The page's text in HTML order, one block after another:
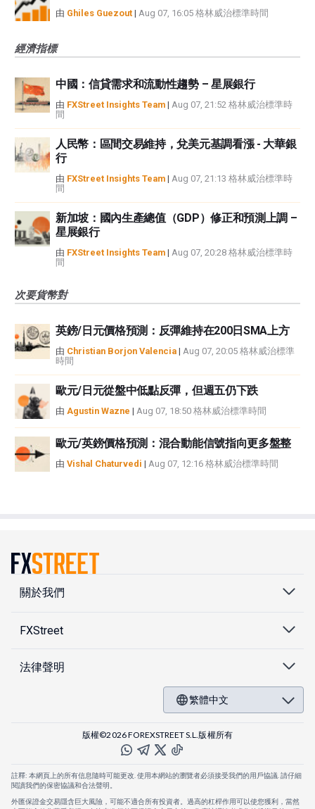
由 Ghiles Guezout | Aug 07, 16:05 格林威治標準時間
經濟指標
中國：信貸需求和流動性趨勢 – 星展銀行
由 FXStreet Insights Team | Aug 07, 21:52 格林威治標準時
間
人民幣：區間交易維持，兌美元基調看漲 - 大華銀
行
由 FXStreet Insights Team | Aug 07, 21:13 格林威治標準時
間
新加坡：國內生產總值（GDP）修正和預測上調 –
星展銀行
由 FXStreet Insights Team | Aug 07, 20:28 格林威治標準時
間
次要貨幣對
英鎊/日元價格預測：反彈維持在200日SMA上方
由 Christian Borjon Valencia | Aug 07, 20:05 格林威治標準
時間
歐元/日元從盤中低點反彈，但週五仍下跌
由 Agustin Wazne | Aug 07, 18:50 格林威治標準時間
歐元/英鎊價格預測：混合動能信號指向更多盤整
由 Vishal Chaturvedi | Aug 07, 12:16 格林威治標準時間
關於我們
FXStreet
法律聲明
繁體中文
版權©2026 FOREXSTREET S.L.版權所有
註釋: 本網頁上的所有信息隨時可能更改. 使用本網站的瀏覽者必須接受我們的用戶協議. 請仔細
閱讀我們的保密協議和合法聲明。
外匯保證金交易隱含巨大風險，可能不適合所有投資者。過高的杠桿作用可以使您獲利，當然